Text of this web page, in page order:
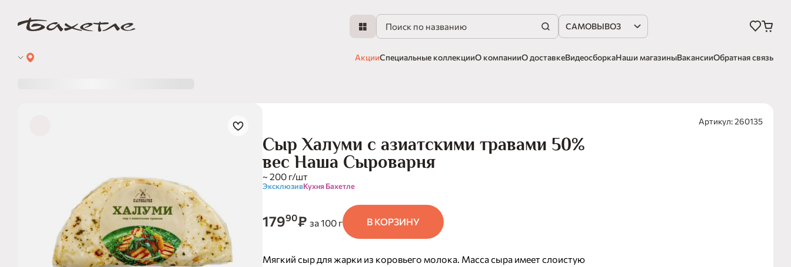
САМОВЫВОЗ
АкцииСпециальные коллекцииО компанииО доставкеВидеосборкаНаши магазиныВакансииОбратная связь
Сыр Халуми с азиатскими травами 50%
вес Наша Сыроварня
~ 200 г/шт
ЭксклюзивКухня Бахетле
17990₽ за 100 г В КОРЗИНУ
Мягкий сыр для жарки из коровьего молока. Масса сыра имеет слоистую
Артикул: 260135